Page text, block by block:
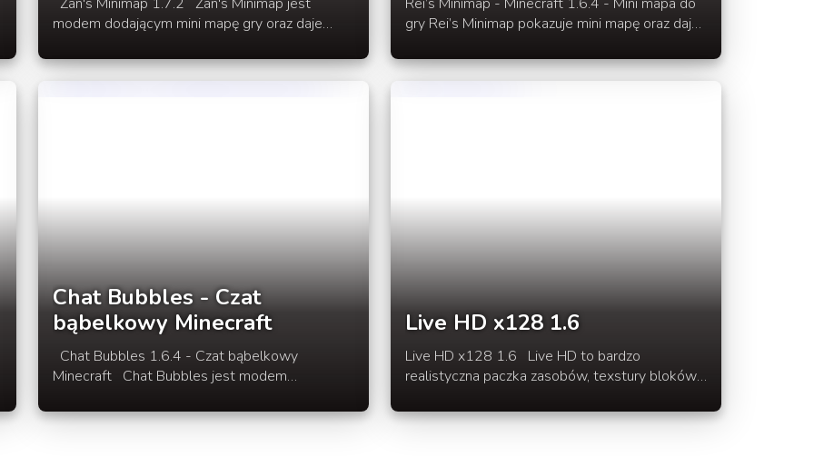
modem dodającym mini mapę gry oraz daje
kontrolnych, pokazuje moby oraz innych graczy
w pobliżu.Jest także bardzo przydatny podczas
gry Rei’s Minimap pokazuje mini mapę oraz daje
kontrolnych. Mod jest bardzo przydatny na
dużych serwerch, gdzie na kompasie można
Chat Bubbles - Czat
bąbelkowy Minecraft
Chat Bubbles 1.6.4 - Czat bąbelkowy
Minecraft Chat Bubbles jest modem
postaci bąbelkowego czatu rozmów na naszym
Live HD x128 1.6
Live HD x128 1.6 Live HD to bardzo
realistyczna paczka zasobów, texstury bloków
Tekstury tej paczki mają rozmiar x128 Dalszy